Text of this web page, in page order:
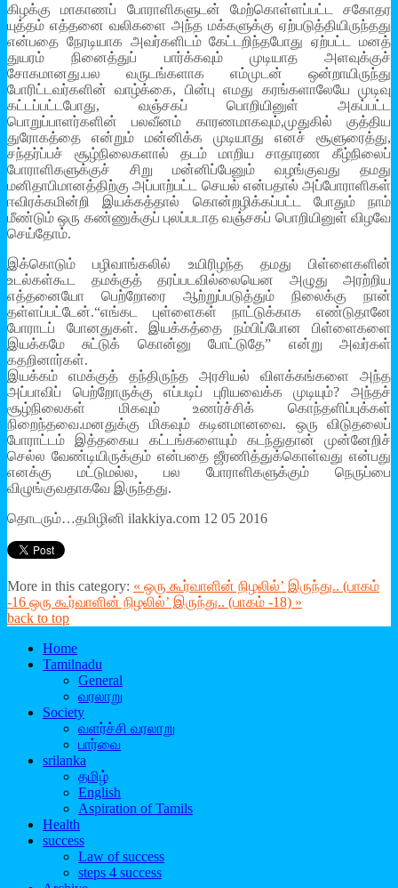
கிழக்கு மாகாணப் போராளிகளுடன் மேற்கொள்ளப்பட்ட சகோதர
யுத்தம் எத்தனை வலிகளை அந்த மக்களுக்கு ஏற்படுத்தியிருந்தது
என்பதை நேரடியாக அவர்களிடம் கேட்டறிந்தபோது ஏற்பட்ட மனத்
துயரம் நினைத்துப் பார்க்கவும் முடியாத அளவுக்குச்
சோகமானது.பல வருடங்களாக எம்முடன் ஒன்றாயிருந்து
போரிட்டவர்களின் வாழ்க்கை, பின்பு எமது கரங்களாலேயே முடிவு
கட்டப்பட்டபோது, வஞ்சகப் பொறியினுள் அகப்பட்ட
பொறுப்பாளர்களின் பலவீனம் காரணமாகவும்,முதுகில் குத்திய
துரோகத்தை என்றும் மன்னிக்க முடியாது எனச் சூளுரைத்து,
சந்தர்ப்பச் சூழ்நிலைகளால் தடம் மாறிய சாதாரண கீழ்நிலைப்
போராளிகளுக்குச் சிறு மன்னிப்பேனும் வழங்குவது தமது
மனிதாபிமானத்திற்கு அப்பாற்பட்ட செயல் என்பதால் அப்போராளிகள்
ஈவிரக்கமின்றி இயக்கத்தால் கொன்றழிக்கப்பட்ட போதும் நாம்
மீண்டும் ஒரு கண்ணுக்குப் புலப்படாத வஞ்சகப் பொறியினுள் விழவே
செய்தோம்.
இக்கொடும் பழிவாங்கலில் உயிரிழந்த தமது பிள்ளைகளின்
உடல்கள்கூட தமக்குத் தரப்படவில்லையென அழுது அரற்றிய
எத்தனையோ பெற்றோரை ஆற்றுப்படுத்தும் நிலைக்கு நான்
தள்ளப்பட்டேன்.“எங்கட புள்ளைகள் நாட்டுக்காக எண்டுதானே
போராடப் போனதுகள். இயக்கத்தை நம்பிப்போன பிள்ளைகளை
இயக்கமே சுட்டுக் கொன்னு போட்டுதே” என்று அவர்கள்
கதறினார்கள்.
இயக்கம் எமக்குத் தந்திருந்த அரசியல் விளக்கங்களை அந்த
அப்பாவிப் பெற்றோருக்கு எப்படிப் புரியவைக்க முடியும்? அந்தச்
சூழ்நிலைகள் மிகவும் உணர்ச்சிக் கொந்தளிப்புக்கள்
நிறைந்தவை.மனதுக்கு மிகவும் கடினமானவை. ஒரு விடுதலைப்
போராட்டம் இத்தகைய கட்டங்களையும் கடந்துதான் முன்னேறிச்
செல்ல வேண்டியிருக்கும் என்பதை ஜீரணித்துக்கொள்வது என்பது
எனக்கு மட்டுமல்ல, பல போராளிகளுக்கும் நெருப்பை
விழுங்குவதாகவே இருந்தது.
தொடரும்…தமிழினி ilakkiya.com 12 05 2016
More in this category: « ஒரு கூர்வாளின் நிழலில்’ இருந்து.. (பாகம்
-16 ஒரு கூர்வாளின் நிழலில்’ இருந்து.. (பாகம் -18) »
back to top
Home
Tamilnadu
General
வரலாறு
Society
வளர்ச்சி வரலாறு
பார்வை
srilanka
தமிழ்
English
Aspiration of Tamils
Health
success
Law of success
steps 4 success